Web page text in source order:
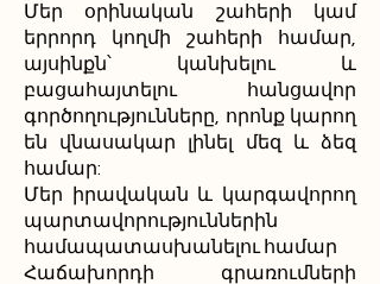
Մեր օրինական շահերի կամ
երրորդ կողմի շահերի համար,
այսինքն՝ կանխելու և
բացահայտելու հանցավոր
գործողությունները, որոնք կարող
են վնասակար լինել մեզ և ձեզ
համար:
Մեր իրավական և կարգավորող
պարտավորություններին
համապատասխանելու համար
Հաճախորդի գրառումների